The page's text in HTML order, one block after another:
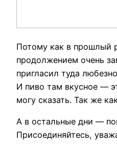
Потому как в прошлый
продолжением очень
пригласил туда любезно
И пиво там вкусное —
могу сказать. Так же
А в остальные дни —
Присоединяйтесь,